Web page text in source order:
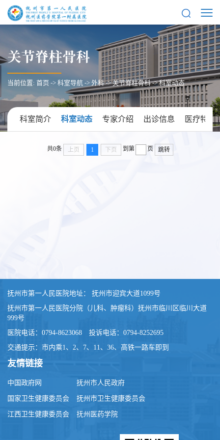
关节脊柱骨科
当前位置: 首页 -> 科室导航 -> 外科->关节脊柱骨科->科室动态
科室简介 科室动态 专家介绍 出诊信息 医疗特色
共0条 上页 1 下页 到第 页 跳转
抚州市第一人民医院地址： 抚州市迎宾大道1099号
抚州市第一人民医院分院（儿科、肿瘤科）抚州市临川区临川大道
999号
医院电话：0794-8623068 投诉电话：0794-8252695
交通提示：市内乘1、2、7、11、36、高铁一路车即到
友情链接
中国政府网
国家卫生健康委员会
江西卫生健康委员会
抚州市人民政府
抚州市卫生健康委员会
抚州医药学院